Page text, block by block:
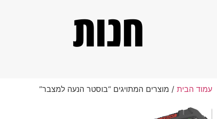
חנות
עמוד הבית / מוצרים המתויגים “בוסטר הנעה למצבר”